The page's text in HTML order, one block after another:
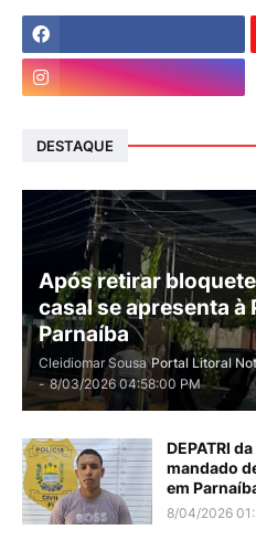
DESTAQUE
Após retirar
casal se apresenta à
Parnaíba
Cleidiomar Sousa Portal Litoral
- 8/03/2026 04:58:00 PM
DEPATRI
mandado
em
8/04/2026